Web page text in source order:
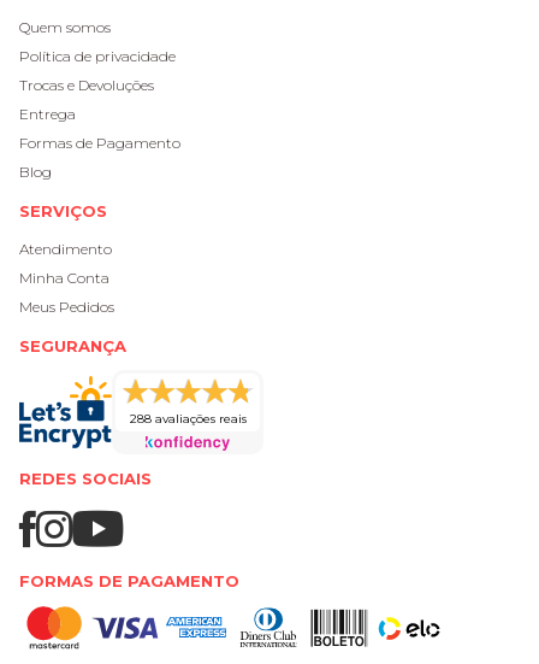
Quem somos
Política de privacidade
Trocas e Devoluções
Entrega
Formas de Pagamento
Blog
SERVIÇOS
Atendimento
Minha Conta
Meus Pedidos
SEGURANÇA
288 avaliações reais
REDES SOCIAIS
FORMAS DE PAGAMENTO